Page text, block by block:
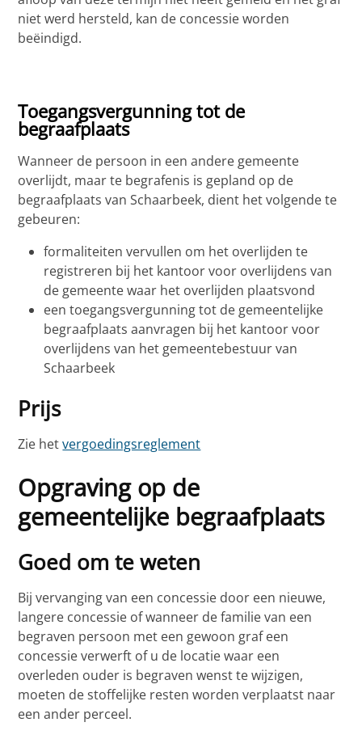
niet werd hersteld, kan de concessie worden
beëindigd.
Toegangsvergunning tot de
begraafplaats
Wanneer de persoon in een andere gemeente
overlijdt, maar te begrafenis is gepland op de
begraafplaats van Schaarbeek, dient het volgende te
gebeuren:
formaliteiten vervullen om het overlijden te
registreren bij het kantoor voor overlijdens van
de gemeente waar het overlijden plaatsvond
een toegangsvergunning tot de gemeentelijke
begraafplaats aanvragen bij het kantoor voor
overlijdens van het gemeentebestuur van
Schaarbeek
Prijs
Zie hetvergoedingsreglement
Opgraving op de
gemeentelijke begraafplaats
Goed om te weten
Bij vervanging van een concessie door een nieuwe,
langere concessie of wanneer de familie van een
begraven persoon met een gewoon graf een
concessie verwerft of u de locatie waar een
overleden ouder is begraven wenst te wijzigen,
moeten de stoffelijke resten worden verplaatst naar
een ander perceel.